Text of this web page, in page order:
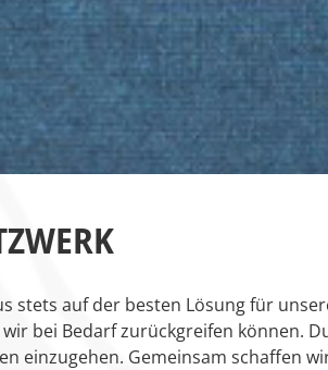
stets auf der besten Lösung für
bei Bedarf zurückgreifen können.
einzugehen. Gemeinsam schaffen